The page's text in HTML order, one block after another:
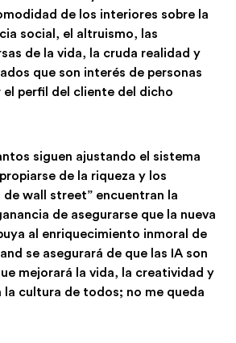
de los interiores sobre la
social, el altruismo, las
de la vida, la cruda realidad y
que son interés de personas
el perfil del cliente del dicho
siguen ajustando el sistema
de la riqueza y los
de wall street” encuentran la
de asegurarse que la nueva
al enriquecimiento inmoral de
se asegurará de que las IA son
mejorará la vida, la creatividad y
la cultura de todos; no me queda